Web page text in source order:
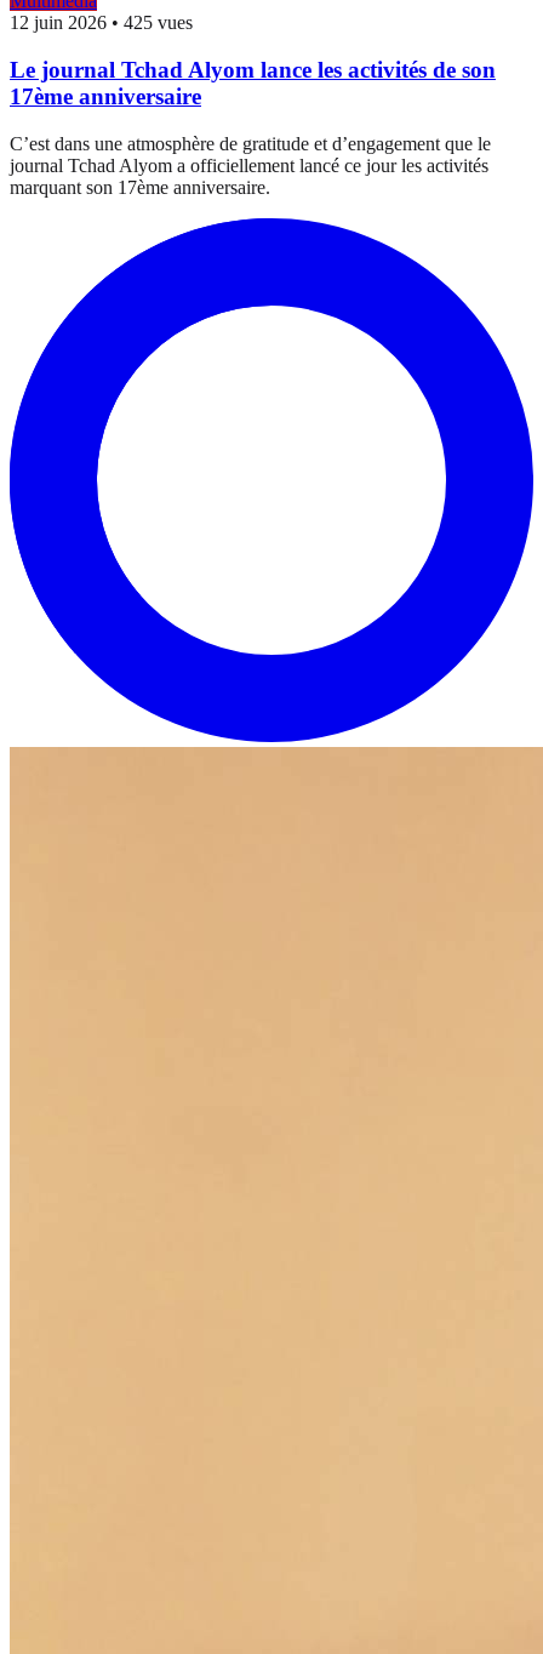
12 juin 2026 • 425 vues
Le journal Tchad Alyom lance les activités de son
17ème anniversaire
C’est dans une atmosphère de gratitude et d’engagement que le
journal Tchad Alyom a officiellement lancé ce jour les activités
marquant son 17ème anniversaire.